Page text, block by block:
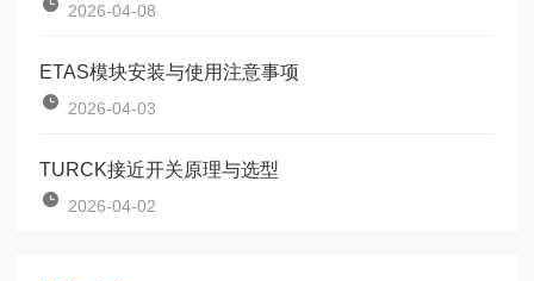
2026-04-08
ETAS模块安装与使用注意事项
2026-04-03
TURCK接近开关原理与选型
2026-04-02